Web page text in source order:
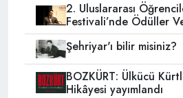
2. Uluslararası
Festivali’nde Ödüller
Şehriyar'ı bilir misiniz?
BOZKÜRT: Ülkücü
Hikâyesi yayımlandı